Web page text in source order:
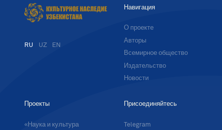
RU UZ EN
Навигация
О проекте
Авторы
Всемирное общество
Издательство
Новости
Проекты
«Наука и культура
Присоединяйтесь
Telegram